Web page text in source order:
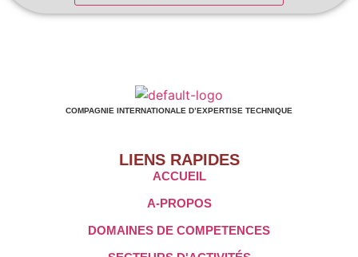
COMPAGNIE INTERNATIONALE D’EXPERTISE TECHNIQUE
LIENS RAPIDES
ACCUEIL
A-PROPOS
DOMAINES DE COMPETENCES